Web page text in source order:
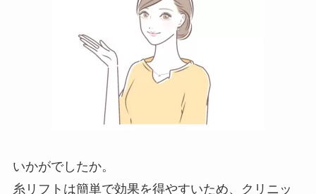
いかがでしたか。
糸リフトは簡単で効果を得やすいため、クリニッ